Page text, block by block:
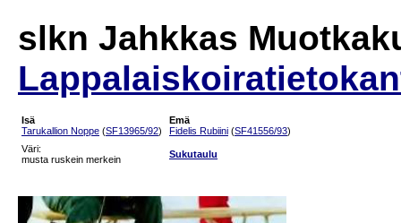
slkn Jahkkas
Isä
Tarukallion Noppe (SF13965/92)
Emä
Fidelis Rubiini (SF41556/93)
Väri:
musta ruskein merkein
Sukutaulu